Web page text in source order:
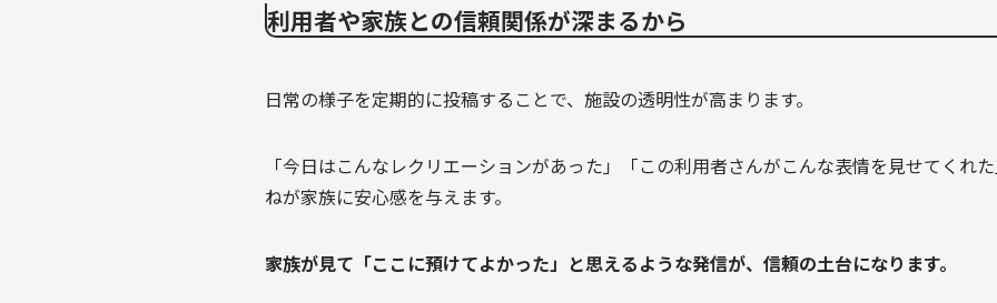
利用者や家族との信頼関係が深まるから
日常の様子を定期的に投稿することで、施設の透明性が高まります。
「今日はこんなレクリエーションがあった」「この利用者さんがこんな表情を見せてくれ
ねが家族に安心感を与えます。
家族が見て「ここに預けてよかった」と思えるような発信が、信頼の土台になります。